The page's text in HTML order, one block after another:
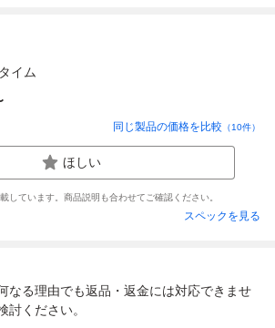
イム
同じ製品の価格を比較 （10件）
ほしい
しています。商品説明も合わせてご確認ください。
スペックを見る
なる理由でも返品・返金には対応できませ
討ください。